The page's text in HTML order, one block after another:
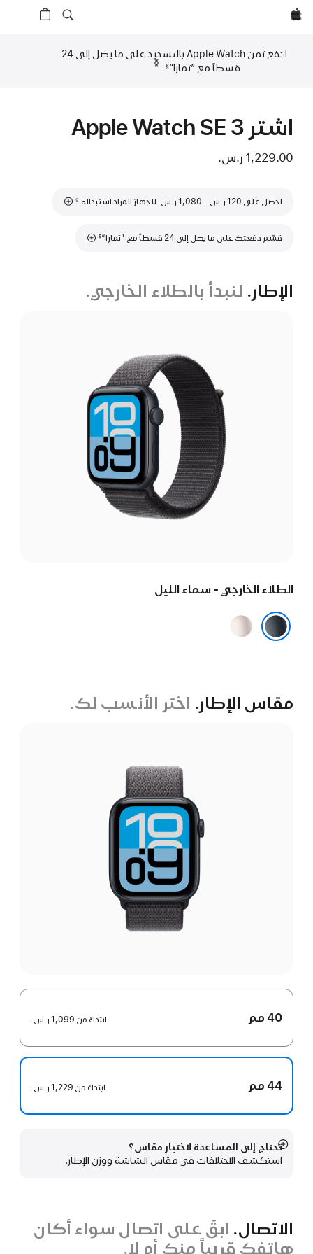
Apple‏
ادفع ثمن Apple Watch بالتسديد على ما يصل إلى 24
قسطاً مع ”تمارا“‏§
السابق‏‏
التالي
اشتر Apple Watch SE 3‏
1,229.00 ر.س.‏
احصل على 120 ر.س.‏–1,080 ر.س.‏ للجهاز المراد استبداله.
حاشية
◊
قسّم دفعتك على ما يصل إلى 24 قسطاً مع ”تمارا“
حاشية
§
الإطار. لنبدأ بالطلاء الخارجي.
الطلاء الخارجي - سماء الليل
ضوء
النجوم
مقاس الإطار. اختر الأنسب لك.
40 مم ابتداءً من 1,099 ر.س.‏
44 مم ابتداءً من 1,229 ر.س.‏
تحتاج إلى المساعدة لاختيار مقاس؟
استكشف الاختلافات في مقاس الشاشة ووزن الإطار.
عرض
المزيد
الاتصال. ابقَ على اتصال سواء أكان
هاتفك قريباً منك أم لا.